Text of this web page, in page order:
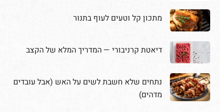
מתכון קל וטעים לעוף בתנור
דיאטת קרניבורי — המדריך המלא של הקצב
נתחים שלא חשבת לשים על האש (אבל עובדים
מדהים)